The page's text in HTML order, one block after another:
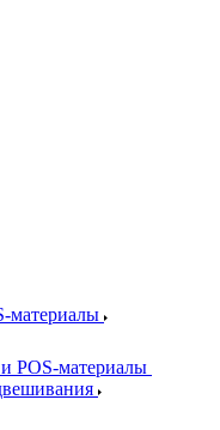
материалы
POS-материалы